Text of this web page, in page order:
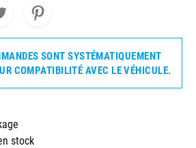
SONT SYSTÉMATIQUEMENT
COMPATIBILITÉ AVEC LE VÉHICULE.
stock